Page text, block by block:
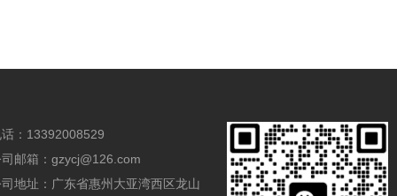
话：13392008529
邮箱：gzycj@126.com
地址：广东省惠州大亚湾西区龙山